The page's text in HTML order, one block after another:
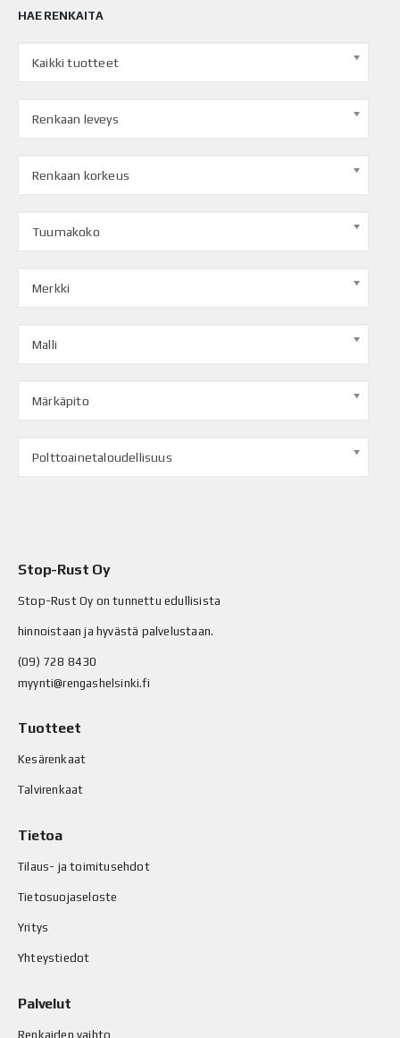
HAE RENKAITA
Kaikki tuotteet
Renkaan leveys
Renkaan korkeus
Tuumakoko
Merkki
Malli
Märkäpito
Polttoainetaloudellisuus
Stop-Rust Oy
Stop-Rust Oy on tunnettu edullisista
hinnoistaan ja hyvästä palvelustaan.
(09) 728 8430
myynti@rengashelsinki.fi
Tuotteet
Kesärenkaat
Talvirenkaat
Tietoa
Tilaus- ja toimitusehdot
Tietosuojaseloste
Yritys
Yhteystiedot
Palvelut
Renkaiden vaihto